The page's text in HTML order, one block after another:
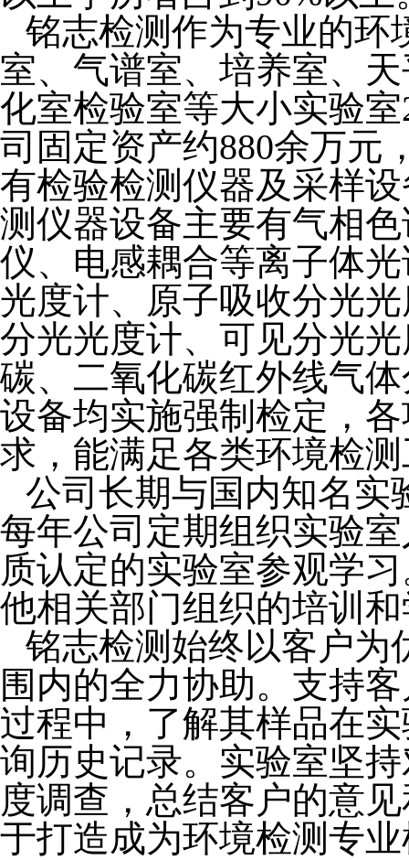
铭志检测作为专业的环
室、气谱室、 培养室、
化室检验室等大小实验室
司固定资产约880余万元
有检验检测仪器及采样
测仪器设备主要有气相
仪、电感耦合等离子体
光度计、 原子吸收分光
分光光度计、可见分光
碳、二氧化碳红外线气
设备均实施强制检定，
求，能满足各类环境检
公司长期与国内知名实
每年公司定期组织实验
质认定的实验室参观学
他相关部门组织的培训
铭志检测始终以客户为
围内的全力协助。支持
过程中，了解其样品在
询历史记录。实验室坚
度调查，总结客户的意
于打造成为环境检测专